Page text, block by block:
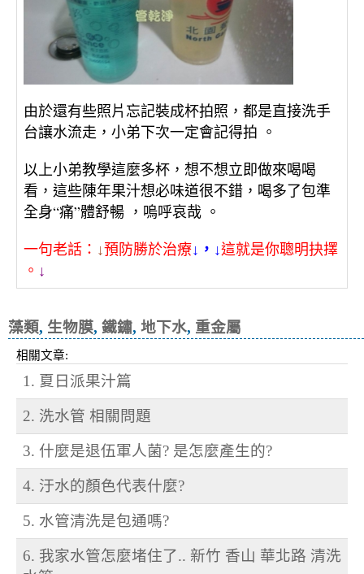
由於還有些照片忘記裝成杯拍照，都是直接洗手
台讓水流走，小弟下次一定會記得拍 。
以上小弟教學這麼多杯，想不想立即做來喝喝
看，這些陳年果汁想必味道很不錯，喝多了包準
全身“痛”體舒暢 ，嗚呼哀哉 。
一句老話： ↓預防勝於治療↓，↓這就是你聰明抉擇
。 ↓
藻類, 生物膜, 鐵鏽, 地下水, 重金屬
相關文章:
1. 夏日派果汁篇
2. 洗水管 相關問題
3. 什麼是退伍軍人菌? 是怎麼產生的?
4. 汙水的顏色代表什麼?
5. 水管清洗是包通嗎?
6. 我家水管怎麼堵住了.. 新竹 香山 華北路 清洗